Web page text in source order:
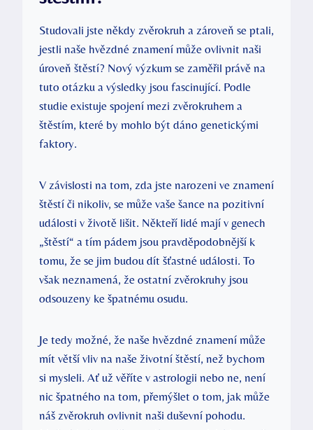
Studovali jste ⁤někdy zvěrokruh a zároveň se ptali,
⁣jestli‍ naše hvězdné znamení může ovlivnit naši
úroveň ​štěstí?‍ Nový výzkum se ⁣zaměřil právě ‌na ​
tuto otázku a výsledky ​jsou fascinující. Podle
studie ‍existuje spojení mezi zvěrokruhem a
štěstím, které by mohlo být dáno genetickými
faktory.
V závislosti na tom, zda jste narozeni ve znamení‍
štěstí či nikoliv, ⁤se může vaše šance ‌na pozitivní
události⁣ v ‌životě lišit. ​Někteří lidé ⁢mají‌ v genech⁢
„štěstí“ ‌a tím pádem jsou pravděpodobnější k
tomu, že se⁤ jim budou dít ​šťastné události. To
však neznamená, ‌že ostatní zvěrokruhy jsou
odsouzeny ke špatnému osudu.
Je tedy‍ možné, že naše⁣ hvězdné znamení může
⁤mít větší vliv⁣ na naše životní⁤ štěstí, než bychom
‍si mysleli. Ať už věříte v astrologii ⁤nebo ne, ⁤není
nic‍ špatného ​na ​tom,‌ přemýšlet o tom, ​jak může
náš ⁢zvěrokruh⁣ ovlivnit naši ⁤duševní pohodu.‍